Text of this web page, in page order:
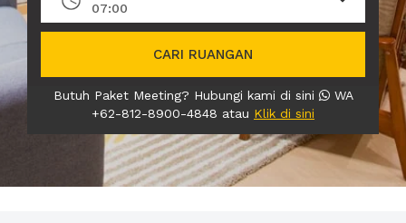
07:00
CARI RUANGAN
Butuh Paket Meeting? Hubungi kami di sini
WA
+62-812-8900-4848 atau Klik di sini